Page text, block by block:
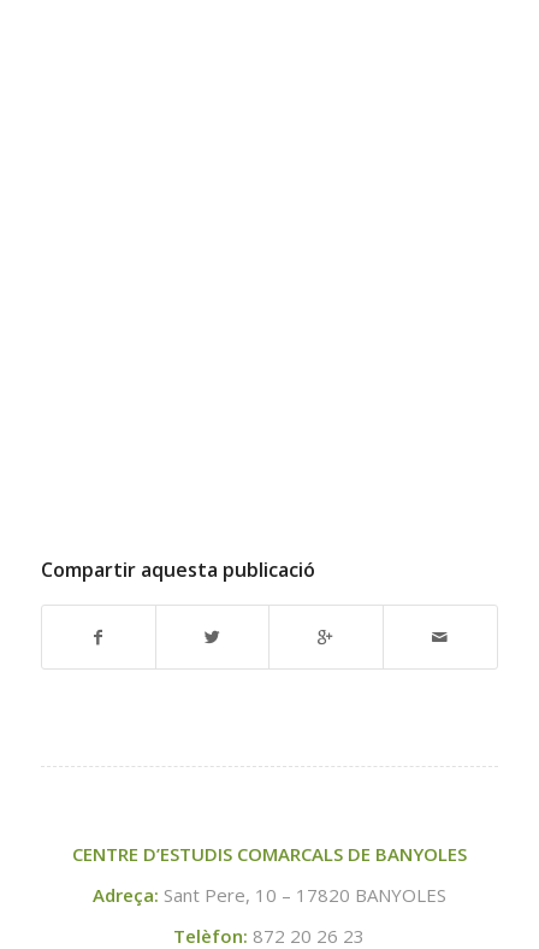
Compartir aquesta publicació
CENTRE D’ESTUDIS COMARCALS DE BANYOLES
Adreça: Sant Pere, 10 – 17820 BANYOLES
Telèfon: 872 20 26 23